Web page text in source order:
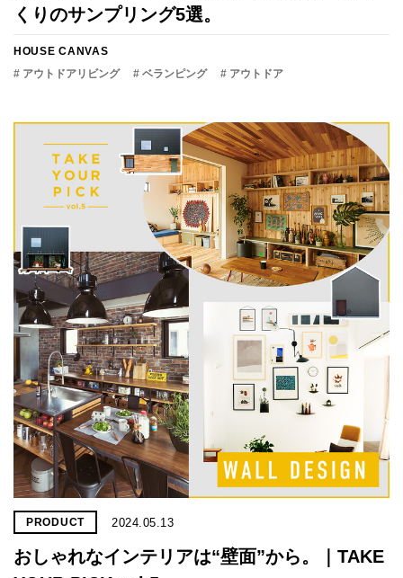
くりのサンプリング5選。
HOUSE CANVAS
# アウトドアリビング
# ベランピング # アウトドア
PRODUCT 2024.05.13
おしゃれなインテリアは“壁面”から。｜TAKE